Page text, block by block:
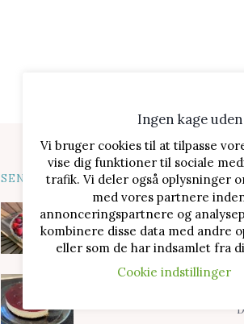
SENESTE OPSKRIFTER
Jordbærtærte med
mascarponecreme
Ingen kage
Vi bruger cookies til at tilpasse
vise dig funktioner til sociale
trafik. Vi deler også oplysninger
med vores partnere
annonceringspartnere og
kombinere disse data med andre
eller som de har indsamlet fra
Cookie indstillinger